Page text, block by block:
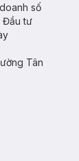
số
Đầu tư
Tân